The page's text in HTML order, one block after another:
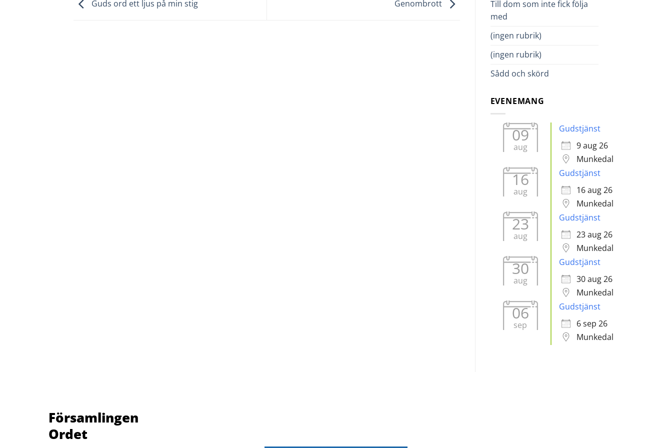
Guds ord ett ljus på min stig Genombrott
Till dom som inte fick följa
med
(ingen rubrik)
(ingen rubrik)
Sådd och skörd
EVENEMANG
09
aug
Gudstjänst
9 aug 26
Munkedal
16
aug
Gudstjänst
16 aug 26
Munkedal
23
aug
Gudstjänst
23 aug 26
Munkedal
30
aug
Gudstjänst
30 aug 26
Munkedal
06
sep
Gudstjänst
6 sep 26
Munkedal
Församlingen
Ordet